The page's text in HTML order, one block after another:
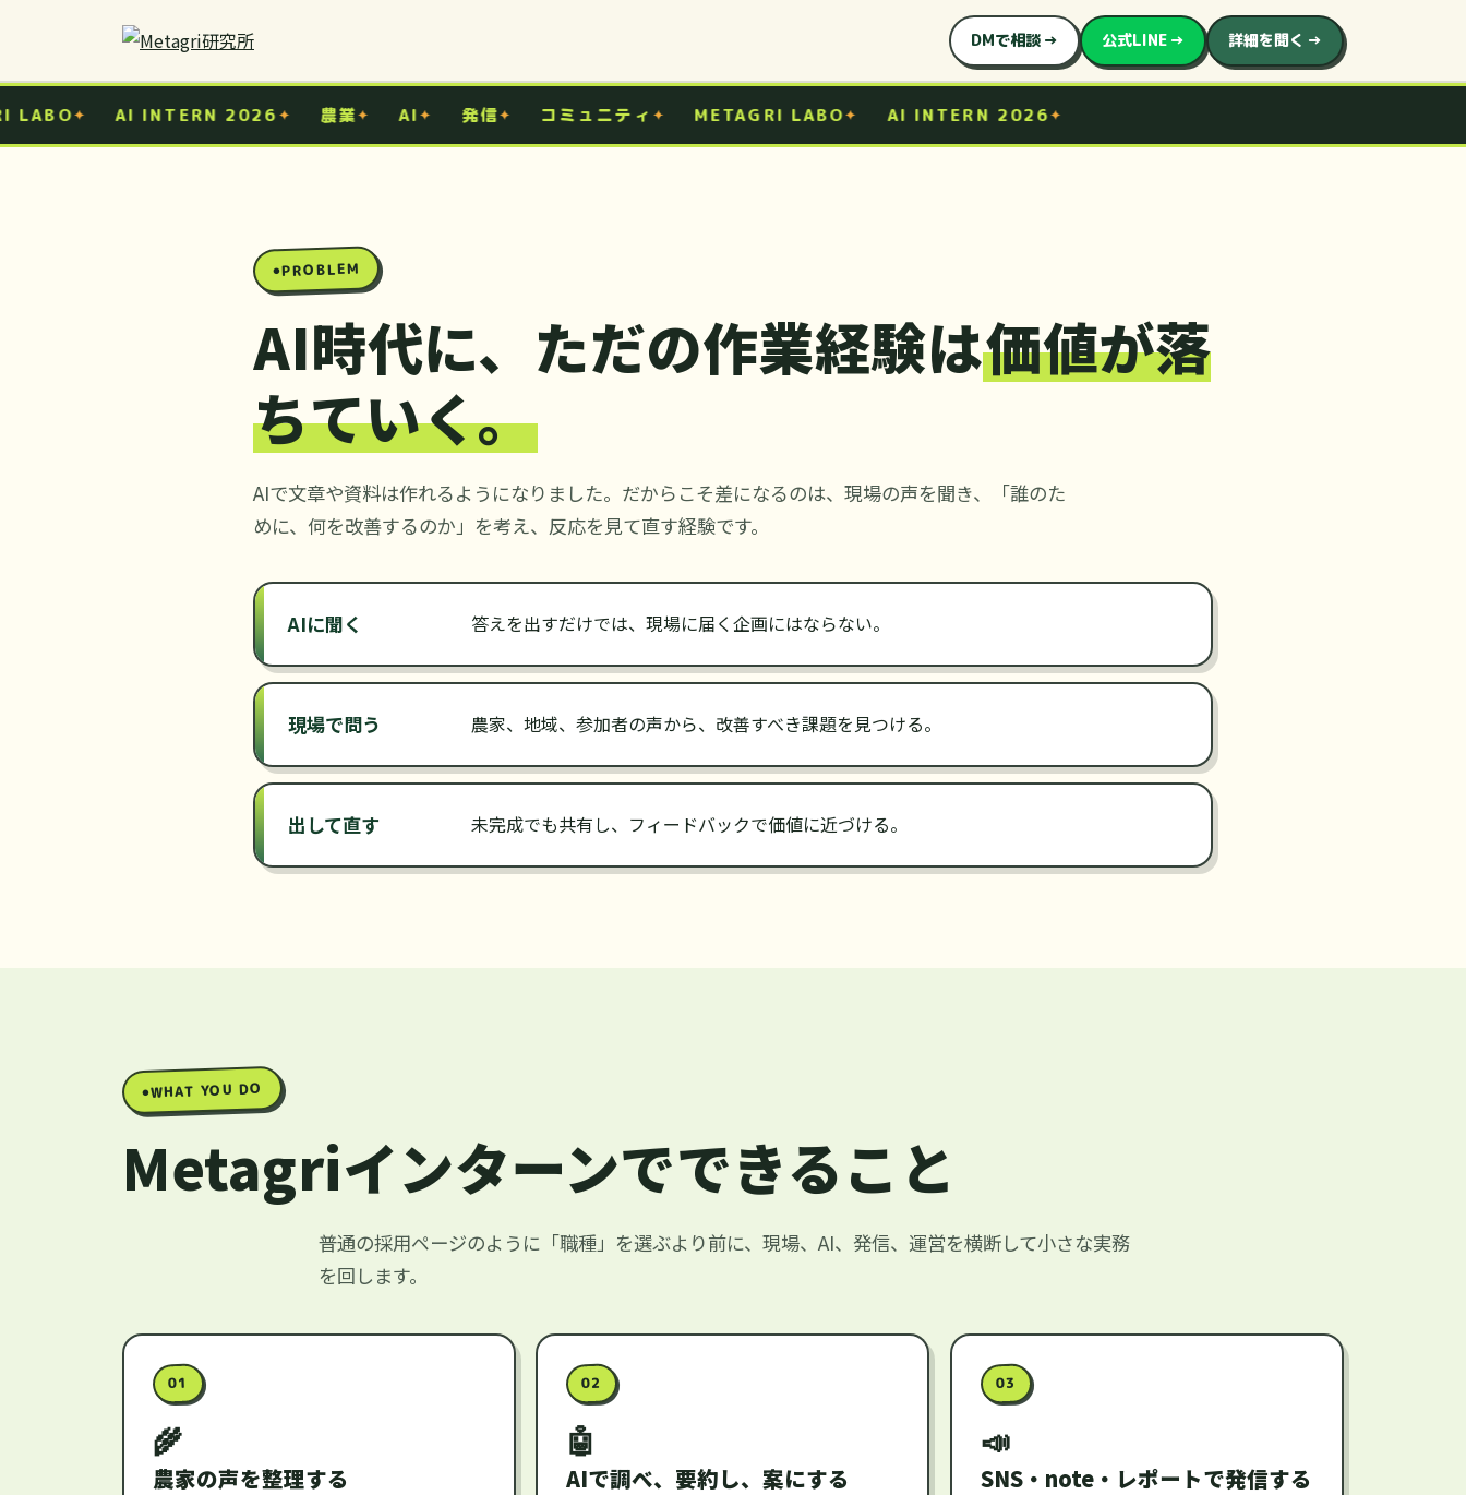
DMで相談 公式LINE 詳細を聞く
AIに聞いて終わらない。
農業の現場で、
Metagri研究所の現在地
2026年3月現在のDiscordコミュニティ参加者
動画生成AIを活用した地域PRコンテストを共催
AI INTERN 2026 農業 AI 発信 コミュニティ METAGRI LABO AI INTERN 2026
PROBLEM
AI時代に、ただの作業経験は価値が落
ちていく。
AIで文章や資料は作れるようになりました。だからこそ差になるのは、現場の声を聞き、「誰のた
めに、何を改善するのか」を考え、反応を見て直す経験です。
AIに聞く 答えを出すだけでは、現場に届く企画にはならない。
現場で問う 農家、地域、参加者の声から、改善すべき課題を見つける。
出して直す 未完成でも共有し、フィードバックで価値に近づける。
WHAT YOU DO
Metagriインターンでできること
普通の採用ページのように「職種」を選ぶより前に、現場、AI、発信、運営を横断して小さな実務
を回します。
01
農家の声を整理する
02
AIで調べ、要約し、案にする
03
SNS・note・レポートで発信する